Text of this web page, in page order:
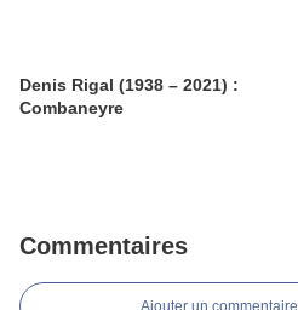
Denis Rigal (1938 – 2021) :
Combaneyre
Commentaires
Ajouter un commentaire